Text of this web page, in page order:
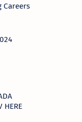
Careers
HERE